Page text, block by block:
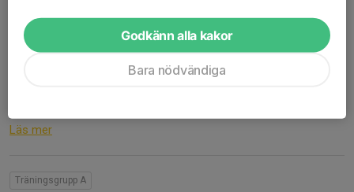
Hallen upptagen Onsdagen den 24/6
mellan 13.30-15.00
Läs mer
Träningsgrupp A
Godkänn alla kakor
Bara nödvändiga